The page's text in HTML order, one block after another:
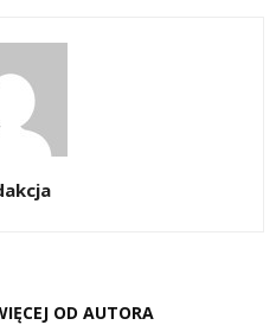
OD AUTORA